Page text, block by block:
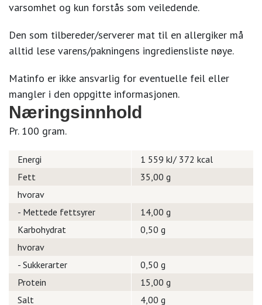
varsomhet og kun forstås som veiledende.
Den som tilbereder/serverer mat til en allergiker må
alltid lese varens/pakningens ingrediensliste nøye.
Matinfo er ikke ansvarlig for eventuelle feil eller
mangler i den oppgitte informasjonen.
Næringsinnhold
Pr. 100 gram.
Energi
1 559 kJ/ 372 kcal
Fett
35,00 g
hvorav
- Mettede fettsyrer
14,00 g
Karbohydrat
0,50 g
hvorav
- Sukkerarter
0,50 g
Protein
15,00 g
Salt
4,00 g